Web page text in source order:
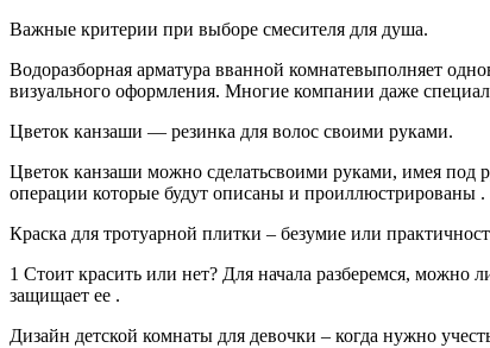
Важные критерии при выборе смесителя для душа.
Водоразборная арматура вванной комнатевыполняет
визуального оформления. Многие компании даже
Цветок канзаши — резинка для волос своими руками.
Цветок канзаши можно сделатьсвоими руками, имея под
операции которые будут описаны и проиллюстрированы .
Краска для тротуарной плитки – безумие или
1 Стоит красить или нет? Для начала разберемся, можно
защищает ее .
Дизайн детской комнаты для девочки – когда нужно